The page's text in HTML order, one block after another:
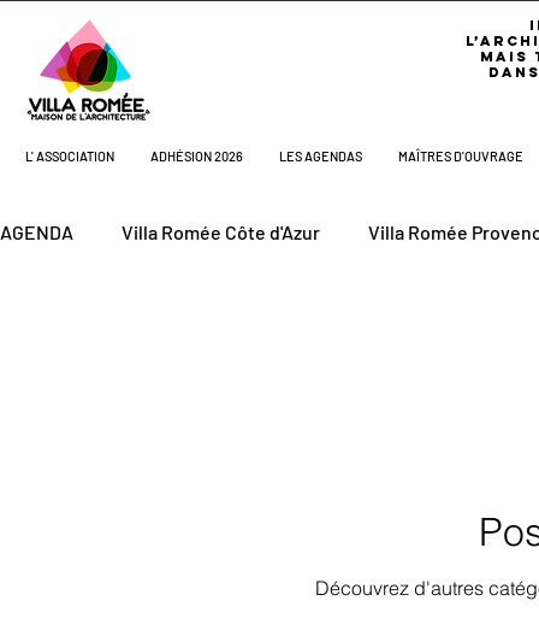
MAIS
L' ASSOCIATION ADHÉSION 2026 LES AGENDAS MAÎTRES D'OUVRAGE
AGENDA Villa Romée Côte d'Azur Villa Romée
Découvrez d'autres